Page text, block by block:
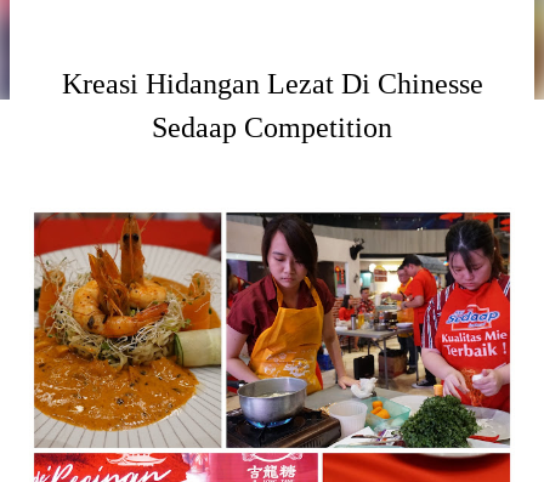
Kreasi Hidangan Lezat Di Chinesse
Sedaap Competition